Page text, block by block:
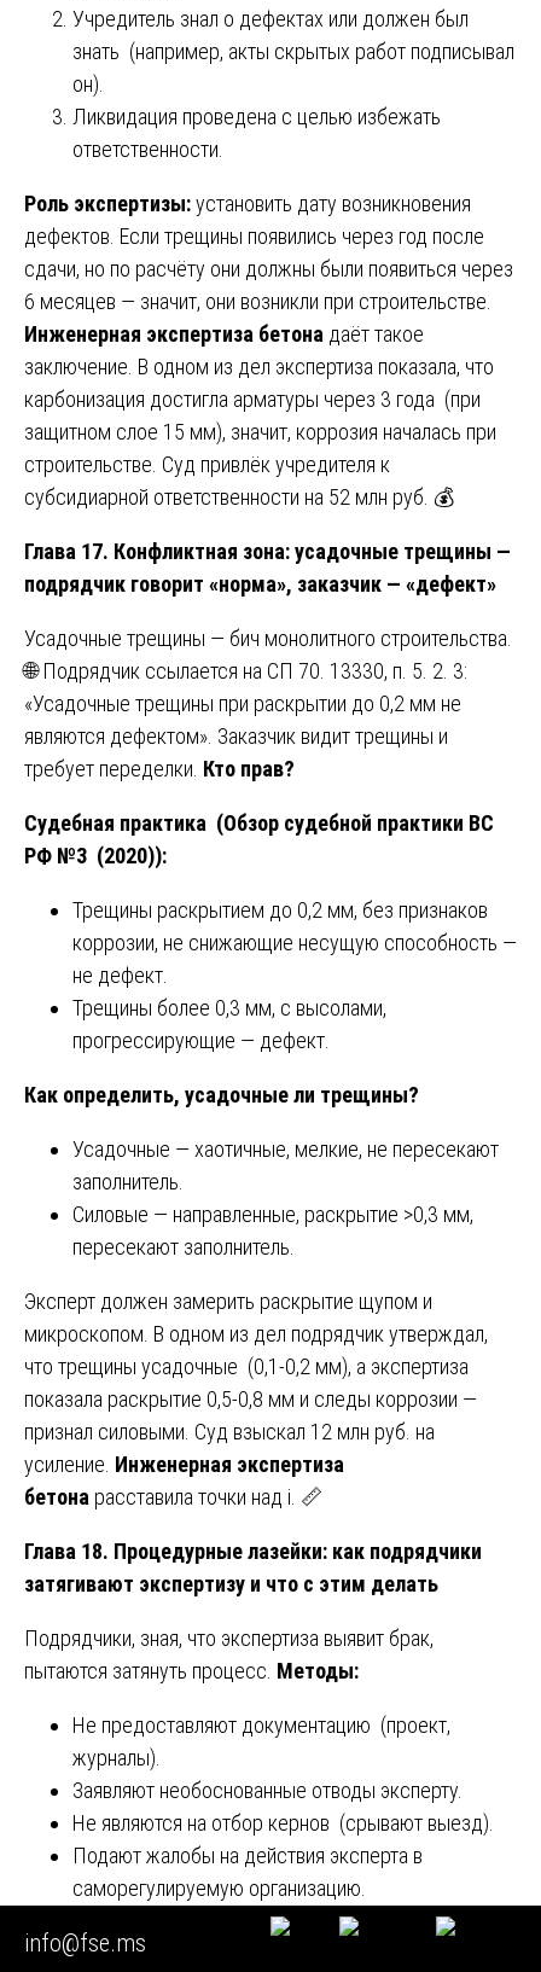
Учредитель знал о дефектах или должен был
знать (например, акты скрытых работ подписывал
он).
Ликвидация проведена с целью избежать
ответственности.
Роль экспертизы:установить дату возникновения
дефектов. Если трещины появились через год после
сдачи, но по расчёту они должны были появиться через
6 месяцев — значит, они возникли при строительстве.
Инженерная экспертиза бетона даёт такое
заключение. В одном из дел экспертиза показала, что
карбонизация достигла арматуры через 3 года (при
защитном слое 15 мм), значит, коррозия началась при
строительстве. Суд привлёк учредителя к
субсидиарной ответственности на 52 млн руб. 💰
Глава 17. Конфликтная зона: усадочные трещины —
подрядчик говорит «норма», заказчик — «дефект»
Усадочные трещины — бич монолитного строительства.
🌐 Подрядчик ссылается на СП 70. 13330, п. 5. 2. 3:
«Усадочные трещины при раскрытии до 0,2 мм не
являются дефектом». Заказчик видит трещины и
требует переделки. Кто прав?
Судебная практика (Обзор судебной практики ВС
РФ №3 (2020)):
Трещины раскрытием до 0,2 мм, без признаков
коррозии, не снижающие несущую способность —
не дефект.
Трещины более 0,3 мм, с высолами,
прогрессирующие — дефект.
Как определить, усадочные ли трещины?
Усадочные — хаотичные, мелкие, не пересекают
заполнитель.
Силовые — направленные, раскрытие >0,3 мм,
пересекают заполнитель.
Эксперт должен замерить раскрытие щупом и
микроскопом. В одном из дел подрядчик утверждал,
что трещины усадочные (0,1-0,2 мм), а экспертиза
показала раскрытие 0,5-0,8 мм и следы коррозии —
признал силовыми. Суд взыскал 12 млн руб. на
усиление. Инженерная экспертиза
бетона расставила точки над i. 📏
Глава 18. Процедурные лазейки: как подрядчики
затягивают экспертизу и что с этим делать
Подрядчики, зная, что экспертиза выявит брак,
пытаются затянуть процесс. Методы:
Не предоставляют документацию (проект,
журналы).
Заявляют необоснованные отводы эксперту.
Не являются на отбор кернов (срывают выезд).
Подают жалобы на действия эксперта в
саморегулируемую организацию.
Как бороться?
info@fse.ms